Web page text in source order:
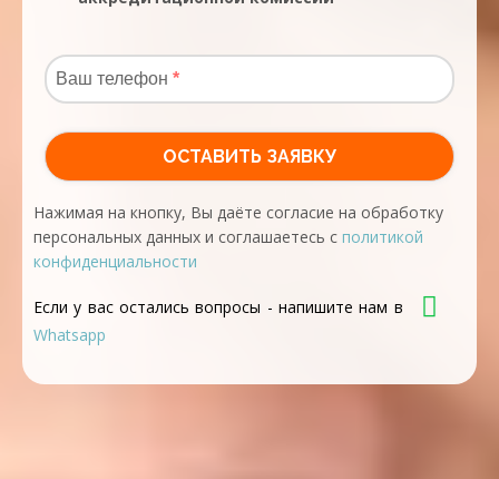
Нажимая на кнопку, Вы даёте согласие на обработку
персональных данных и соглашаетесь с политикой
конфиденциальности
Если у вас остались вопросы - напишите нам в
Whatsapp